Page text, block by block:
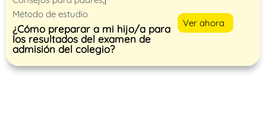
Método de estudio
¿Cómo preparar a mi hijo/a para
los resultados del examen de
admisión del colegio?
Ver ahora